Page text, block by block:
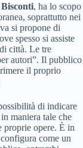
, ha lo scopo
soprattutto nei
si propone di
spesso si assiste
città. Le tre
autori”. Il pubblico
il proprio
di indicare
maniera tale che
proprie opere. È in
come un